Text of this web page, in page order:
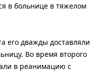
в больнице в тяжелом
его дважды доставляли
Во время второго
в реанимацию с